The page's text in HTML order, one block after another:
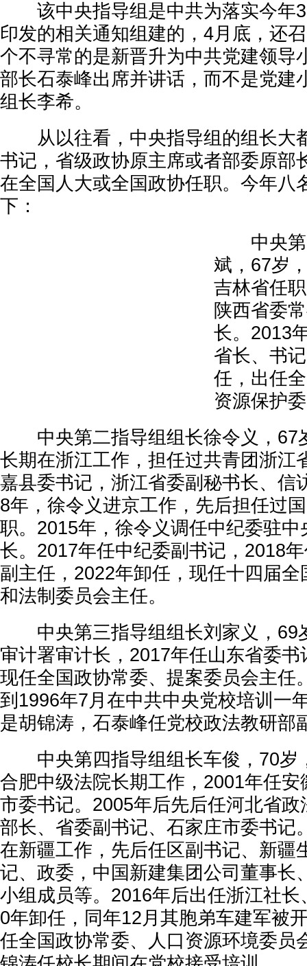
该中央指导组是中共为落实今年3
印发的相关通知组建的，4月底，还
个不寻常的是新晋升为中共党建领导
部长石泰峰出席并讲话，而不是党建
组长李希。
从以往看，中央指导组的组长大
书记，省级政协原主席或者部委原部
在全国人大或全国政协任职。今年八
下：
中央第
斌，67岁
吉林省任
陕西省委
长。2013
省长、书
任，出任
资源保护
中央第二指导组组长徐令义，67
长期在浙江工作，担任过共青团浙江
嘉县委书记，浙江省委副秘书长、信
8年，徐令义进京工作，先后担任过
职。2015年，徐令义调任中纪委驻
长。2017年任中纪委副书记，2018
副主任，2022年卸任，现任十四届
和法制委员会主任。
中央第三指导组组长刘家义，69
审计署审计长，2017年任山东省委
现任全国政协常委、提案委员会主任
到1996年7月在中共中央党校培训一
是胡锦涛，石泰峰任党校政法教研部
中央第四指导组组长车俊，70岁
合肥中级法院长期工作，2001年任
市委书记。2005年后先后任河北省
部长、省委副书记、石家庄市委书记
在新疆工作，先后任区副书记、新疆
记、政委，中国新建集团公司董事长
小组成员等。2016年后出任浙江社
0年卸任，同年12月其胞弟车建军被
任全国政协常委、人口资源环境委员